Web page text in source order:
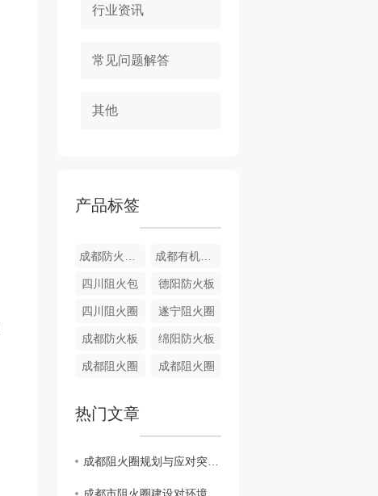
行业资讯
常见问题解答
其他
产品标签
成都防火堵料 成都有机堵料
四川阻火包 德阳防火板
四川阻火圈 遂宁阻火圈
成都防火板 绵阳防火板
成都阻火圈 成都阻火圈
热门文章
成都阻火圈规划与应对突发火灾能力研究